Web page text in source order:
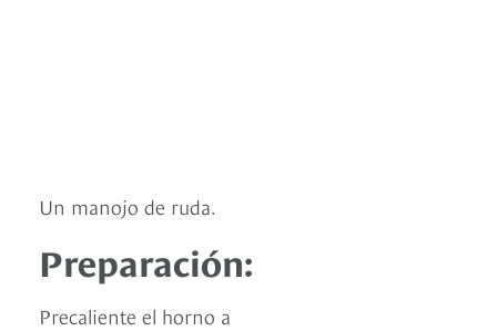
Un manojo de ruda.
Preparación:
Precaliente el horno a